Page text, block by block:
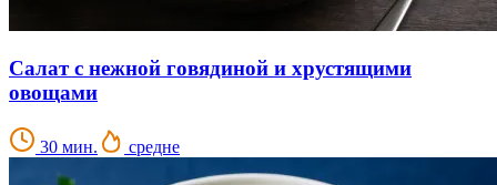
Салат с нежной говядиной и хрустящими
овощами
30 мин. средне